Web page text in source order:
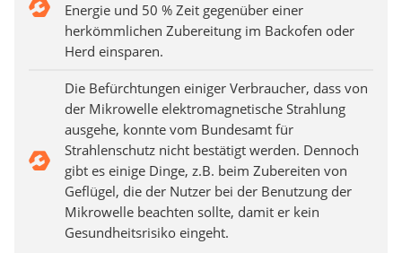
Energie und 50 % Zeit gegenüber einer
herkömmlichen Zubereitung im Backofen oder
Herd einsparen.
Die Befürchtungen einiger Verbraucher, dass von
der Mikrowelle elektromagnetische Strahlung
ausgehe, konnte vom Bundesamt für
Strahlenschutz nicht bestätigt werden. Dennoch
gibt es einige Dinge, z.B. beim Zubereiten von
Geflügel, die der Nutzer bei der Benutzung der
Mikrowelle beachten sollte, damit er kein
Gesundheitsrisiko eingeht.